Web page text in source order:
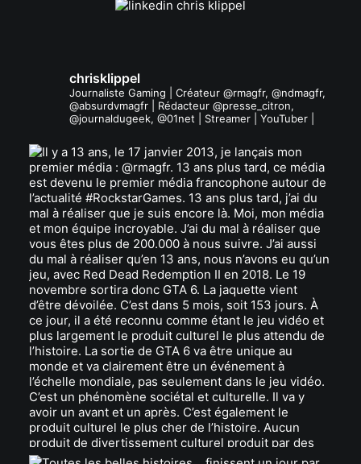
chrisklippel
Journaliste Gaming | Créateur @rmagfr, @ndmagfr,
@absurdvmagfr | Rédacteur @presse_citron,
@journaldugeek, @01net | Streamer | YouTuber |